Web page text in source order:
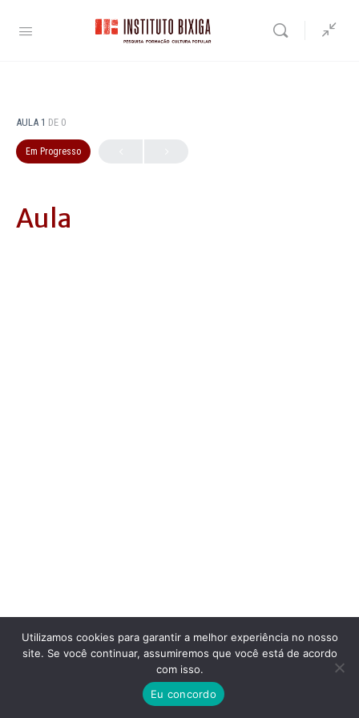
AULA 1 DE 0
Em Progresso
Aula
Utilizamos cookies para garantir a melhor experiência no nosso
site. Se você continuar, assumiremos que você está de acordo
com isso.
Eu concordo